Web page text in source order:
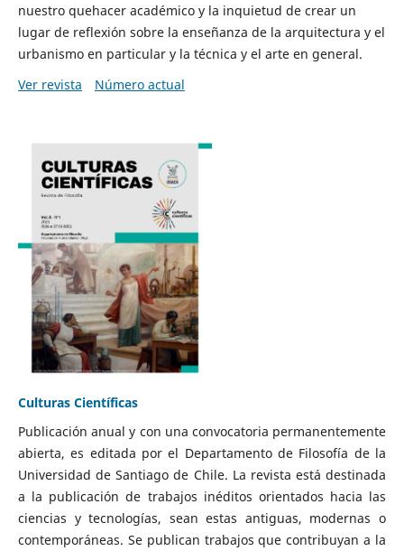
nuestro quehacer académico y la inquietud de crear un
lugar de reflexión sobre la enseñanza de la arquitectura y el
urbanismo en particular y la técnica y el arte en general.
Ver revista
Número actual
Culturas Científicas
Publicación anual y con una convocatoria permanentemente
abierta, es editada por el Departamento de Filosofía de la
Universidad de Santiago de Chile. La revista está destinada
a la publicación de trabajos inéditos orientados hacia las
ciencias y tecnologías, sean estas antiguas, modernas o
contemporáneas. Se publican trabajos que contribuyan a la